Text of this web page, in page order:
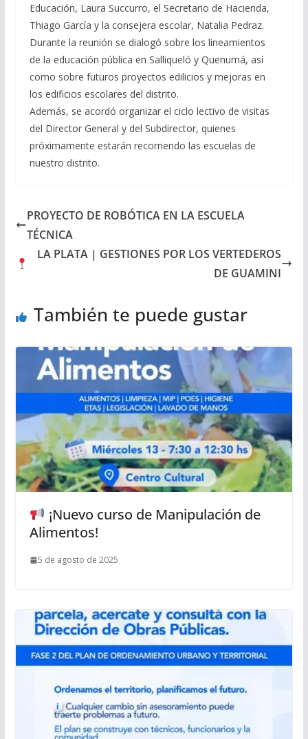
Educación, Laura Succurro, el Secretario de Hacienda,
Thiago García y la consejera escolar, Natalia Pedraz.
Durante la reunión se dialogó sobre los lineamientos
de la educación pública en Salliqueló y Quenumá, así
como sobre futuros proyectos edilicios y mejoras en
los edificios escolares del distrito.
Además, se acordó organizar el ciclo lectivo de visitas
del Director General y del Subdirector, quienes
próximamente estarán recorriendo las escuelas de
nuestro distrito.
PROYECTO DE ROBÓTICA EN LA ESCUELA
TÉCNICA
LA PLATA | GESTIONES POR LOS VERTEDEROS
DE GUAMINI
También te puede gustar
¡Nuevo curso de Manipulación de
Alimentos!
5 de agosto de 2025